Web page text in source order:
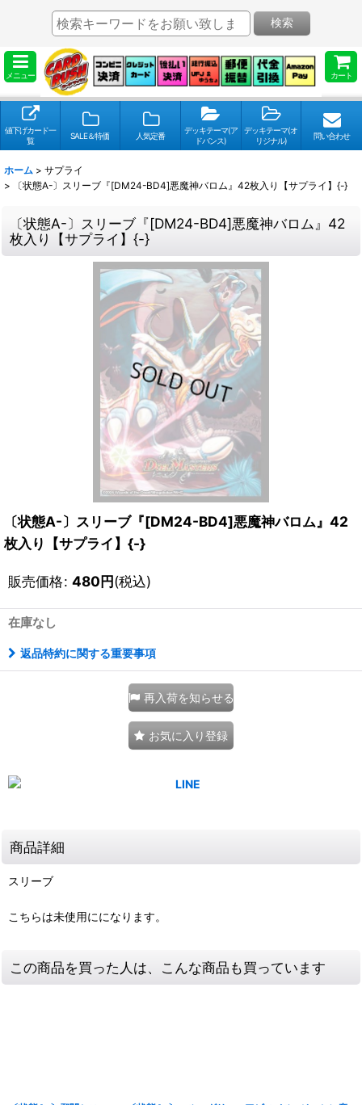
メニュー カート
検索
値下げカード一
覧
SALE＆特価 人気定番
デッキテーマ(ア
ドバンス)
デッキテーマ(オ
リジナル)
問い合わせ
ホーム > サプライ
>
〔状態A-〕スリーブ『[DM24-BD4]悪魔神バロム』42枚入り【サプライ】{-}
〔状態A-〕スリーブ『[DM24-BD4]悪魔神バロム』42
枚入り【サプライ】{-}
〔状態A-〕スリーブ『[DM24-BD4]悪魔神バロム』42
枚入り【サプライ】{-}
販売価格: 480円(税込)
在庫なし
返品特約に関する重要事項
再入荷を知らせる
お気に入り登録
商品詳細
スリーブ
こちらは未使用にになります。
この商品を買った人は、こんな商品も買っています